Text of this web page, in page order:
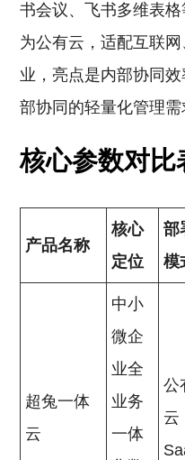
书会议、飞书多维表
为公有云，适配互联
业，亮点是内部协同
部协同的轻量化管理需
核心参数对比
产品名称
核心
定位
部
模
超兔一体
云
中小
微企
业全
业务
一体
公
云